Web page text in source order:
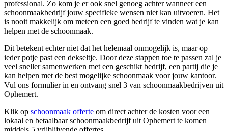
professional. Zo kom je er ook snel genoeg achter wanneer een
schoonmaakbedrijf jouw specifieke wensen niet kan uitvoeren. Het
is nooit makkelijk om meteen een goed bedrijf te vinden wat je kan
helpen met de schoonmaak.
Dit betekent echter niet dat het helemaal onmogelijk is, maar op
ieder potje past een dekseltje. Door deze stappen toe te passen zal je
veel sneller samenwerken met een geschikt bedrijf, een partij die je
kan helpen met de best mogelijke schoonmaak voor jouw kantoor.
Vul ons formulier in en ontvang snel 3 van schoonmaakbedrijven uit
Ophemert.
Klik op schoonmaak offerte om direct achter de kosten voor een
lokaal en betaalbaar schoonmaakbedrijf uit Ophemert te komen